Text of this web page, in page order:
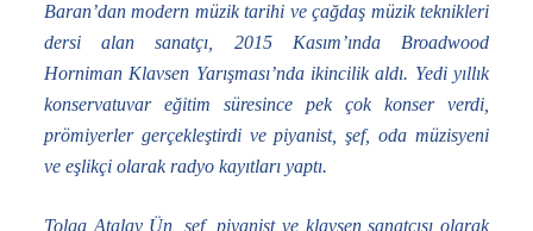
Baran’dan modern müzik tarihi ve çağdaş müzik teknikleri
dersi alan sanatçı, 2015 Kasım’ında Broadwood
Horniman Klavsen Yarışması’nda ikincilik aldı. Yedi yıllık
konservatuvar eğitim süresince pek çok konser verdi,
prömiyerler gerçekleştirdi ve piyanist, şef, oda müzisyeni
ve eşlikçi olarak radyo kayıtları yaptı.
Tolga Atalay Ün, şef, piyanist ve klavsen sanatçısı olarak